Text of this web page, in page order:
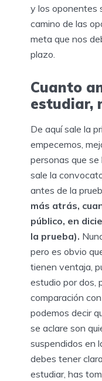
y los oponentes
camino de las
meta que nos
plazo.
Cuanto
estudiar,
De aquí sale la
empecemos,
personas que
sale la
antes de la
más atrás,
público, en
la prueba).
pero es obvio
tienen ventaja,
estudio por dos,
comparación
podemos decir
se aclare son
suspendidos en
debes tener
estudiar, has